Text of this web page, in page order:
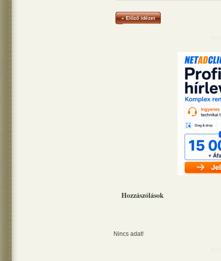
« Előző idézet
Hozzászólások
Nincs adat!